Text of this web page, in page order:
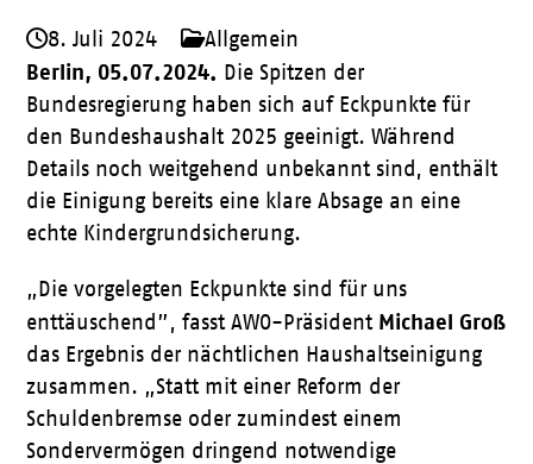
8. Juli 2024 Allgemein
Berlin, 05.07.2024. Die Spitzen der
Bundesregierung haben sich auf Eckpunkte für
den Bundeshaushalt 2025 geeinigt. Während
Details noch weitgehend unbekannt sind, enthält
die Einigung bereits eine klare Absage an eine
echte Kindergrundsicherung.
„Die vorgelegten Eckpunkte sind für uns
enttäuschend”, fasst AWO-Präsident Michael Groß
das Ergebnis der nächtlichen Haushaltseinigung
zusammen. „Statt mit einer Reform der
Schuldenbremse oder zumindest einem
Sondervermögen dringend notwendige